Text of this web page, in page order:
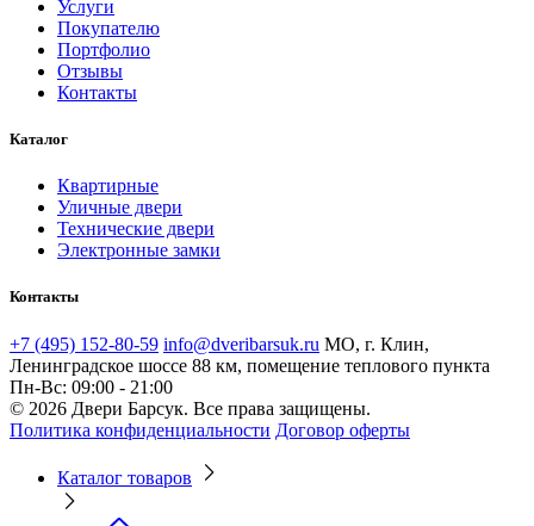
Услуги
Покупателю
Портфолио
Отзывы
Контакты
Каталог
Квартирные
Уличные двери
Технические двери
Электронные замки
Контакты
+7 (495) 152-80-59 info@dveribarsuk.ru МО, г. Клин,
Ленинградское шоссе 88 км, помещение теплового пункта
Пн-Вс: 09:00 - 21:00
© 2026 Двери Барсук. Все права защищены.
Политика конфиденциальности Договор оферты
Каталог товаров